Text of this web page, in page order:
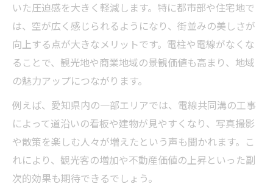
いた圧迫感を大きく軽減します。特に都市部や住宅地で
は、空が広く感じられるようになり、街並みの美しさが
向上する点が大きなメリットです。電柱や電線がなくな
ることで、観光地や商業地域の景観価値も高まり、地域
の魅力アップにつながります。
例えば、愛知県内の一部エリアでは、電線共同溝の工事
によって道沿いの看板や建物が見やすくなり、写真撮影
や散策を楽しむ人々が増えたという声も聞かれます。こ
れにより、観光客の増加や不動産価値の上昇といった副
次的効果も期待できるでしょう。